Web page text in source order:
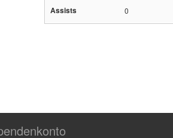
Assists 0